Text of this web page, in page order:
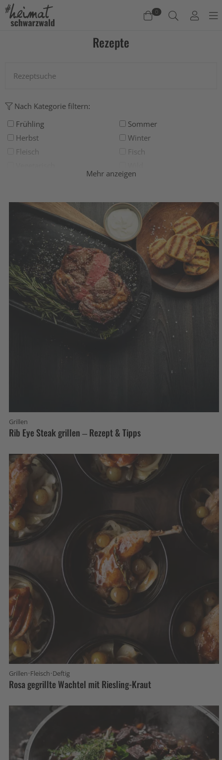
0
Rezepte
Nach Kategorie filtern:
Frühling
Sommer
Herbst
Winter
Fleisch
Fisch
Deftig
Süß
Backen
Mehr anzeigen
Grillen
Rib Eye Steak grillen – Rezept & Tipps
Grillen·Fleisch·Deftig
Rosa gegrillte Wachtel mit Riesling-Kraut